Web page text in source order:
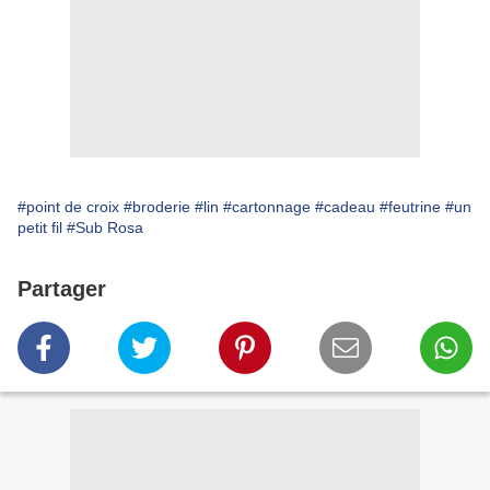
#point de croix #broderie #lin #cartonnage #cadeau #feutrine #un
petit fil #Sub Rosa
Partager